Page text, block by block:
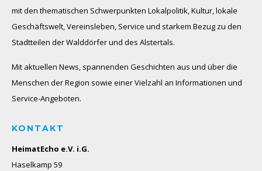
mit den thematischen Schwerpunkten Lokalpolitik, Kultur, lokale
Geschäftswelt, Vereinsleben, Service und starkem Bezug zu den
Stadtteilen der Walddörfer und des Alstertals.
Mit aktuellen News, spannenden Geschichten aus und über die
Menschen der Region sowie einer Vielzahl an Informationen und
Service-Angeboten.
KONTAKT
HeimatEcho e.V. i.G.
Haselkamp 59